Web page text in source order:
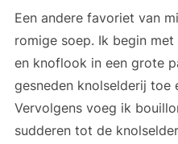
Een andere favoriet van
romige soep. Ik begin
en knoflook in een grote
gesneden knolselderij toe
Vervolgens voeg ik
sudderen tot de